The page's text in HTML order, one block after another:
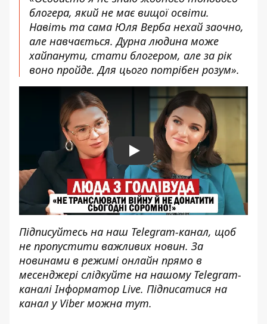
блогера, який не має вищої освіти.
Навіть та сама Юля Верба нехай заочно,
але навчається. Дурна людина може
хайпанути, стати блогером, але за рік
воно пройде. Для цього потрібен розум».
Play
Підписуйтесь на наш Telegram-канал, щоб
не пропустити важливих новин. За
новинами в режимі онлайн прямо в
месенджері слідкуйте на нашому Telegram-
каналі Інформатор Live. Підписатися на
канал у Viber можна тут.